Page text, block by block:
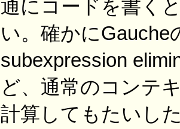
通にコードを書く
い。確かにGauche
subexpression
ど、通常のコンテ
計算してもたいし